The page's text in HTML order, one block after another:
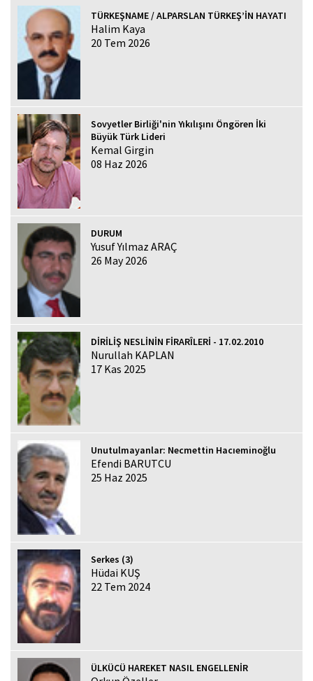
TÜRKEŞNAME / ALPARSLAN TÜRKEŞ’İN HAYATI
Halim Kaya
20 Tem 2026
Sovyetler Birliği'nin Yıkılışını Öngören İki
Büyük Türk Lideri
Kemal Girgin
08 Haz 2026
DURUM
Yusuf Yılmaz ARAÇ
26 May 2026
DİRİLİŞ NESLİNİN FİRARÎLERİ - 17.02.2010
Nurullah KAPLAN
17 Kas 2025
Unutulmayanlar: Necmettin Hacıeminoğlu
Efendi BARUTCU
25 Haz 2025
Serkes (3)
Hüdai KUŞ
22 Tem 2024
ÜLKÜCÜ HAREKET NASIL ENGELLENİR